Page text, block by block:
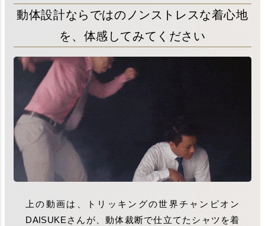
動体設計ならではのノンストレスな着心地
を、体感してみてください
上の動画は、トリッキングの世界チャンピオン
DAISUKEさんが、動体裁断で仕立てたシャツを着